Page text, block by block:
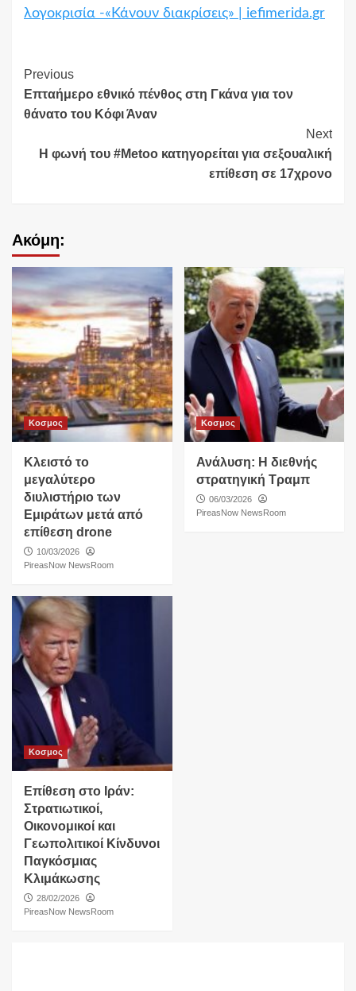
λογοκρισία -«Κάνουν διακρίσεις» | iefimerida.gr
Continue
Reading
Previous
Επταήμερο εθνικό πένθος στη Γκάνα για τον
θάνατο του Κόφι Άναν
Next
Η φωνή του #Μetoo κατηγορείται για σεξουαλική
επίθεση σε 17χρονο
Ακόμη:
Κοσμος
Κλειστό το
μεγαλύτερο
διυλιστήριο των
Εμιράτων μετά από
επίθεση drone
10/03/2026
PireasNow NewsRoom
Κοσμος
Ανάλυση: Η διεθνής
στρατηγική Τραμπ
06/03/2026
PireasNow NewsRoom
Κοσμος
Επίθεση στο Ιράν:
Στρατιωτικοί,
Οικονομικοί και
Γεωπολιτικοί Κίνδυνοι
Παγκόσμιας
Κλιμάκωσης
28/02/2026
PireasNow NewsRoom